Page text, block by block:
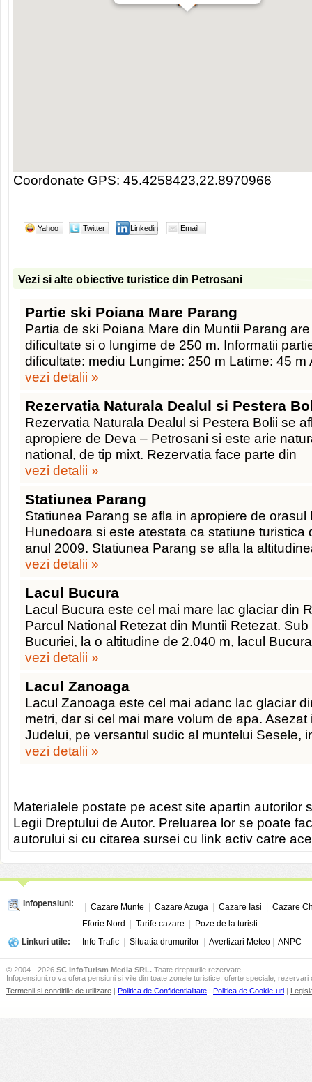
Coordonate GPS: 45.4258423,22.8970966
Yahoo Twitter Linkedin Email
Vezi si alte obiective turistice din Petrosani
Partie ski Poiana Mare Parang
Partia de ski Poiana Mare din Muntii Parang
dificultate si o lungime de 250 m. Informatii
dificultate: mediu Lungime: 250 m Latime: 45 m
vezi detalii »
Rezervatia Naturala Dealul si Pestera
Rezervatia Naturala Dealul si Pestera Bolii se
apropiere de Deva – Petrosani si este arie
national, de tip mixt. Rezervatia face parte din
vezi detalii »
Statiunea Parang
Statiunea Parang se afla in apropiere de orasul
Hunedoara si este atestata ca statiune turistica
anul 2009. Statiunea Parang se afla la
vezi detalii »
Lacul Bucura
Lacul Bucura este cel mai mare lac glaciar din
Parcul National Retezat din Muntii Retezat.
Bucuriei, la o altitudine de 2.040 m, lacul
vezi detalii »
Lacul Zanoaga
Lacul Zanoaga este cel mai adanc lac glaciar
metri, dar si cel mai mare volum de apa.
Judelui, pe versantul sudic al muntelui Sesele,
vezi detalii »
Materialele postate pe acest site apartin autorilor
Legii Dreptului de Autor. Preluarea lor se poate
autorului si cu citarea sursei cu link activ catre
Infopensiuni: Cazare Munte Cazare Azuga Cazare Iasi
Cazare
Eforie Nord
Tarife cazare
Poze de la turisti
Linkuri utile:
Info Trafic Situatia drumurilor Avertizari Meteo ANPC
© 2004 - 2026 SC InfoTurism Media SRL. Toate drepturile rezervate.
Infopensiuni.ro va ofera pensiuni si vile din toate zonele turistice, oferte speciale, rezervari
Termenii si conditiile de utilizare | Politica de Confidentialitate | Politica de Cookie-uri |